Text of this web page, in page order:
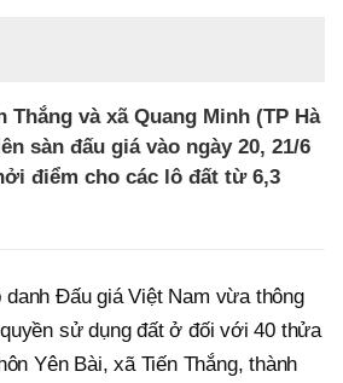
Thắng và xã Quang Minh (TP Hà
sàn đấu giá vào ngày 20, 21/6
điểm cho các lô đất từ 6,3
Đấu giá Việt Nam vừa thông
sử dụng đất ở đối với 40 thửa
Yên Bài, xã Tiến Thắng, thành